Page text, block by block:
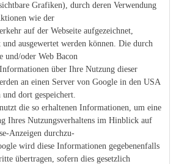
Grafiken), durch deren Verwendung
wie der
auf der Webseite aufgezeichnet,
und ausgewertet werden können. Die durch
und/oder Web Bacon
über Ihre Nutzung dieser
an einen Server von Google in den USA
und dort gespeichert.
die so erhaltenen Informationen, um eine
Ihres Nutzungsverhaltens im Hinblick auf
Anzeigen durchzu-
wird diese Informationen gegebenenfalls
übertragen, sofern dies gesetzlich